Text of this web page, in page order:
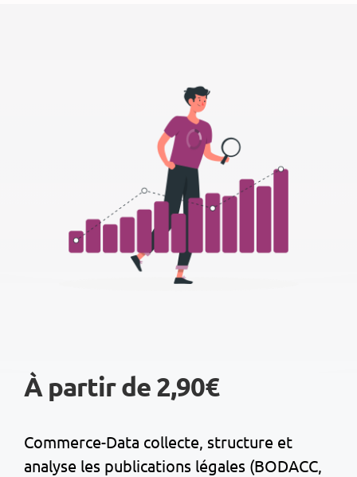
À partir de 2,90€
Commerce-Data collecte, structure et
analyse les publications légales (BODACC,